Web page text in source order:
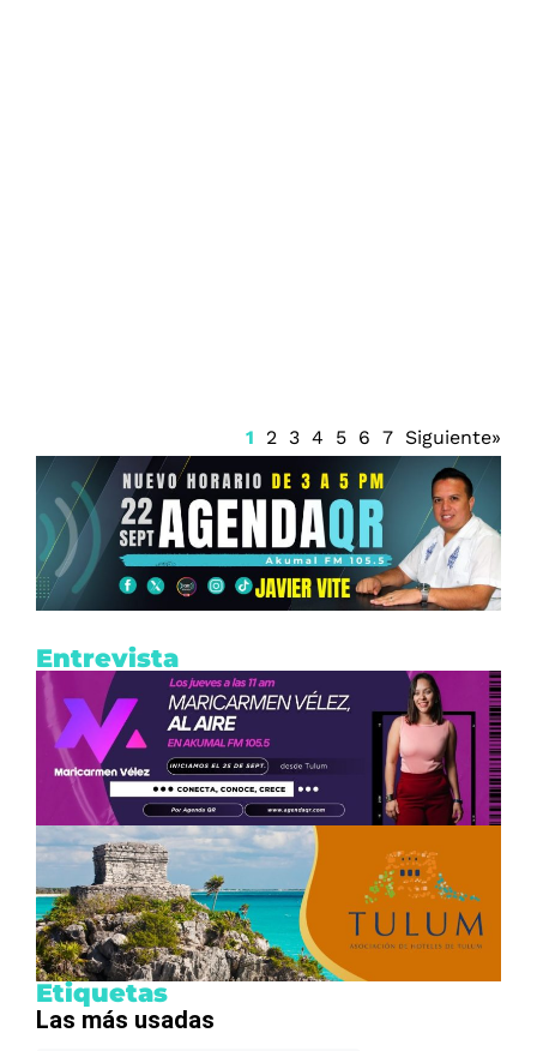
1 2 3 4 5 6 7 Siguiente»
Entrevista
Etiquetas
Las más usadas